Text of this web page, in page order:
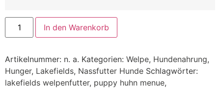
In den Warenkorb
Artikelnummer: n. a. Kategorien: Welpe, Hundenahrung,
Hunger, Lakefields, Nassfutter Hunde Schlagwörter:
lakefields welpenfutter, puppy huhn menue,